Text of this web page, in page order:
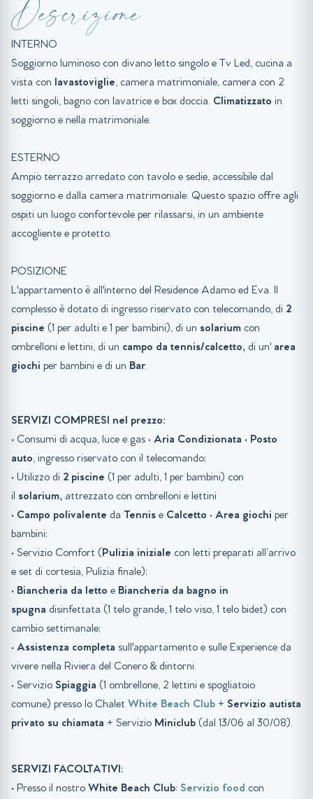
Descrizione
INTERNO
Soggiorno luminoso con divano letto singolo e Tv Led, cucina a
vista con lavastoviglie, camera matrimoniale, camera con 2
letti singoli, bagno con lavatrice e box doccia. Climatizzato in
soggiorno e nella matrimoniale.
ESTERNO
Ampio terrazzo arredato con tavolo e sedie, accessibile dal
soggiorno e dalla camera matrimoniale. Questo spazio offre agli
ospiti un luogo confortevole per rilassarsi, in un ambiente
accogliente e protetto.
POSIZIONE
L'appartamento è all'interno del Residence Adamo ed Eva. Il
complesso è dotato di ingresso riservato con telecomando, di 2
piscine (1 per adulti e 1 per bambini), di un solarium con
ombrelloni e lettini, di un campo da tennis/calcetto, di un' area
giochi per bambini e di un Bar.
SERVIZI COMPRESI nel prezzo:
• Consumi di acqua, luce e gas • Aria Condizionata • Posto
auto, ingresso riservato con il telecomando;
• Utilizzo di 2 piscine (1 per adulti, 1 per bambini) con
il solarium, attrezzato con ombrelloni e lettini
• Campo polivalente da Tennis e Calcetto • Area giochi per
bambini;
• Servizio Comfort (Pulizia iniziale con letti preparati all’arrivo
e set di cortesia, Pulizia finale);
• Biancheria da letto e Biancheria da bagno in
spugna disinfettata (1 telo grande, 1 telo viso, 1 telo bidet) con
cambio settimanale;
• Assistenza completa sull'appartamento e sulle Experience da
vivere nella Riviera del Conero & dintorni.
• Servizio Spiaggia (1 ombrellone, 2 lettini e spogliatoio
comune) presso lo Chalet White Beach Club + Servizio autista
privato su chiamata + Servizio Miniclub (dal 13/06 al 30/08).
SERVIZI FACOLTATIVI:
• Presso il nostro White Beach Club: Servizio food con